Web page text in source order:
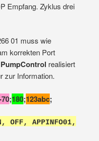
Empfang. Zyklus drei
01 muss wie
korrekten Port
PumpControl realisiert
zur Information.
;180;123abc;
OFF, APPINFO01,